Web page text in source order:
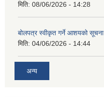
मिति: 08/06/2026 - 14:28
बोलपत्र स्वीकृत गर्ने आशयको सूचना
मिति: 04/06/2026 - 14:44
अन्य